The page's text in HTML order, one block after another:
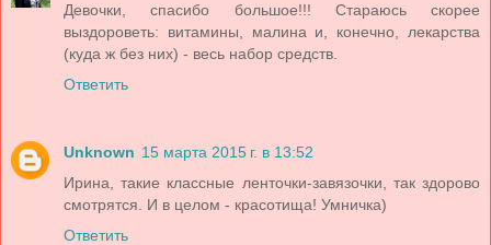
Девочки, спасибо большое!!! Стараюсь скорее
выздороветь: витамины, малина и, конечно, лекарства
(куда ж без них) - весь набор средств.
Ответить
Unknown 15 марта 2015 г. в 13:52
Ирина, такие классные ленточки-завязочки, так здорово
смотрятся. И в целом - красотища! Умничка)
Ответить